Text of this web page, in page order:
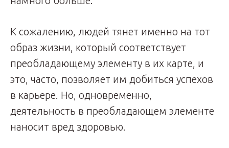
К сожалению, людей тянет именно на тот
образ жизни, который соответствует
преобладающему элементу в их карте, и
это, часто, позволяет им добиться успехов
в карьере. Но, одновременно,
деятельность в преобладающем элементе
наносит вред здоровью.